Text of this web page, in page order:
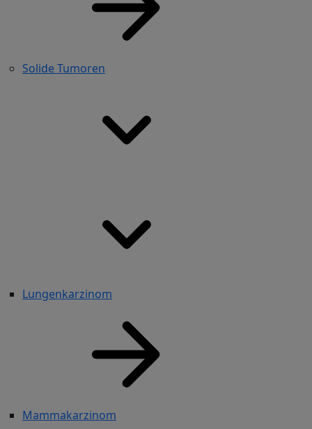
Solide Tumoren
Lungenkarzinom
Mammakarzinom